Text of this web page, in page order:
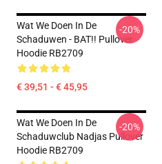
Wat We Doen In De
Schaduwen - BAT!! Pullover
Hoodie RB2709
€ 39,51 - € 45,95
-20%
Wat We Doen In De
Schaduwclub Nadjas Pullover
Hoodie RB2709
-20%